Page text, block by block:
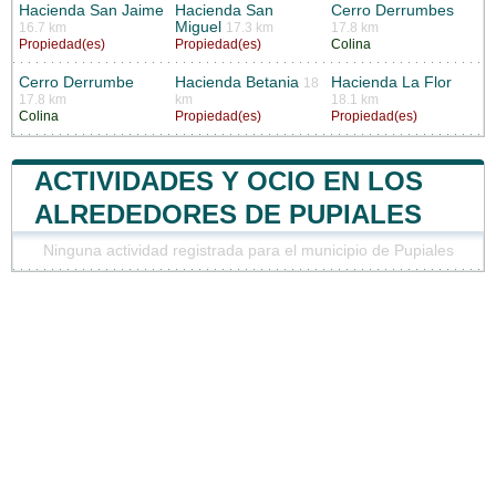
Hacienda San Jaime
16.7 km
Propiedad(es)
Hacienda San
Miguel
17.3 km
Propiedad(es)
Cerro Derrumbes
17.8 km
Colina
Cerro Derrumbe
17.8 km
Colina
Hacienda Betania 18
km
Propiedad(es)
Hacienda La Flor
18.1 km
Propiedad(es)
ACTIVIDADES Y OCIO EN LOS
ALREDEDORES DE PUPIALES
Ninguna actividad registrada para el municipio de Pupiales